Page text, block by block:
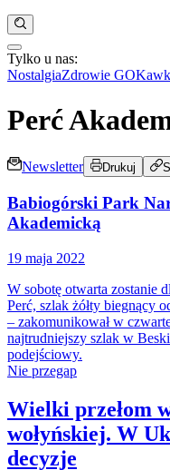
Anuluj
Wiadomości
Polityka
Ciekawostki
Gospodarka
Emerytury
Finanse
Praca
Podatki
Twoje finanse
Finanse
KSEF
Auto
Aktualności
Auta
Na wakacje
Paliwo
Porady
Tylko u nas:
NostalgiaZdrowie GO
Perć
Newsletter Drukuj
Babiogórski Park
Akademicką
19 maja 2022
W sobotę otwarta zostanie
Perć, szlak żółty biegnący
– zakomunikował w
najtrudniejszy szlak w
podejściowy.
Nie przegap
Wielki przełom
wołyńskiej. W
decyzje